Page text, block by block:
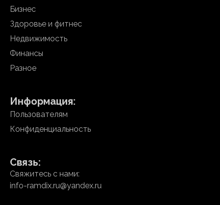
Бизнес
Здоровье и фитнес
Недвижимость
Финансы
Разное
Информация:
Пользователям
Конфиденциальность
Связь:
Свяжитесь с нами:
info-ramdix.ru@yandex.ru